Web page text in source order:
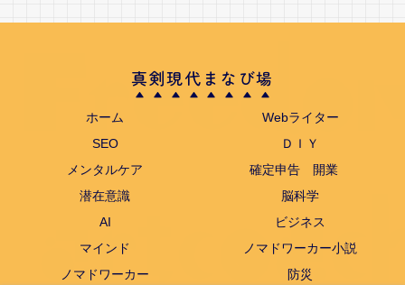
真剣現代まなび場
ホーム
Webライター
SEO
ＤＩＹ
メンタルケア
確定申告 開業
潜在意識
脳科学
AI
ビジネス
マインド
ノマドワーカー小説
ノマドワーカー
防災